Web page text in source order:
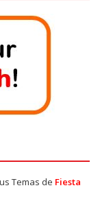
Temas de Fiesta